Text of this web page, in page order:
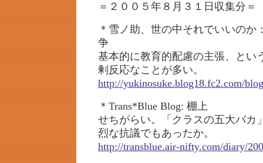
＝２００５年８月３１日収集分＝
＊雪ノ助、世の中それでいいのか
争
基本的に教育的配慮の主張、とい
剰反応なことが多い。
http://yukinosuke.blog18.fc2.com/
＊Trans*Blue Blog: 棚上
せちがらい。「クラスの五大バカ
烈な抗議でもあったか。
http://transblue.air-nifty.com/diary/